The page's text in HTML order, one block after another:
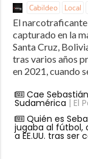
Cabildeo Local
El
capturado en la
Santa Cruz,
tras varios años
en 2021, cuando
Cae
Sudamérica | El
Quién es
jugaba al fútbol,
a EE.UU. tras ser